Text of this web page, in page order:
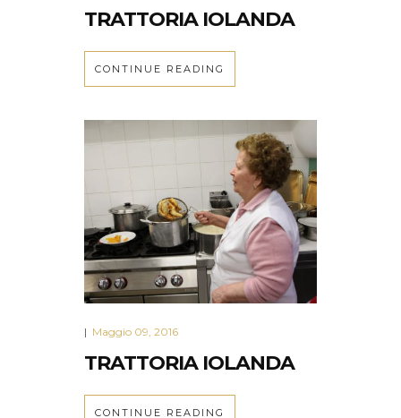
TRATTORIA IOLANDA
CONTINUE READING
| Maggio 09, 2016
TRATTORIA IOLANDA
CONTINUE READING